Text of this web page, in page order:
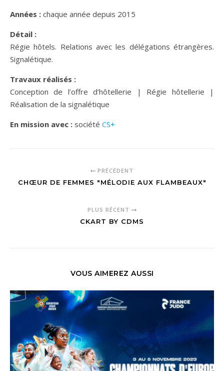
Années : chaque année depuis 2015
Détail :
Régie hôtels. Relations avec les délégations étrangères.
Signalétique.
Travaux réalisés :
Conception de l’offre d’hôtellerie | Régie hôtellerie |
Réalisation de la signalétique
En mission avec : société CS+
PRÉCÉDENT
CHŒUR DE FEMMES "MÉLODIE AUX FLAMBEAUX"
PLUS RÉCENT
CKART BY CDMS
VOUS AIMEREZ AUSSI